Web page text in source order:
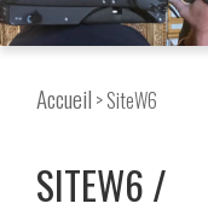
Accueil > SiteW6
SITEW6